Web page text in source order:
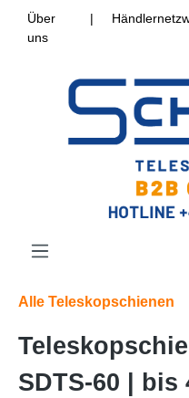
Über
uns
|
Alle Teleskopschienen
SDTS-60 |